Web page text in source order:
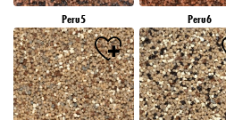
Peru5 Peru6